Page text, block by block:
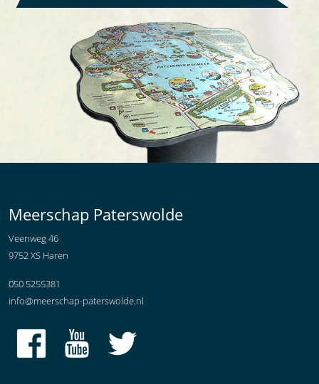
Meerschap Paterswolde
Veenweg 46
9752 XS Haren
050 5255381
info@meerschap-paterswolde.nl